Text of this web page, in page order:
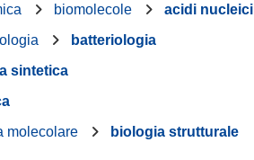
biomolecole
acidi nucleici
batteriologia
sintetica
molecolare biologia strutturale